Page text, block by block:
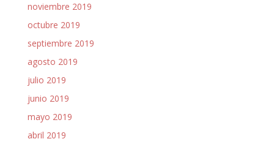
noviembre 2019
octubre 2019
septiembre 2019
agosto 2019
julio 2019
junio 2019
mayo 2019
abril 2019